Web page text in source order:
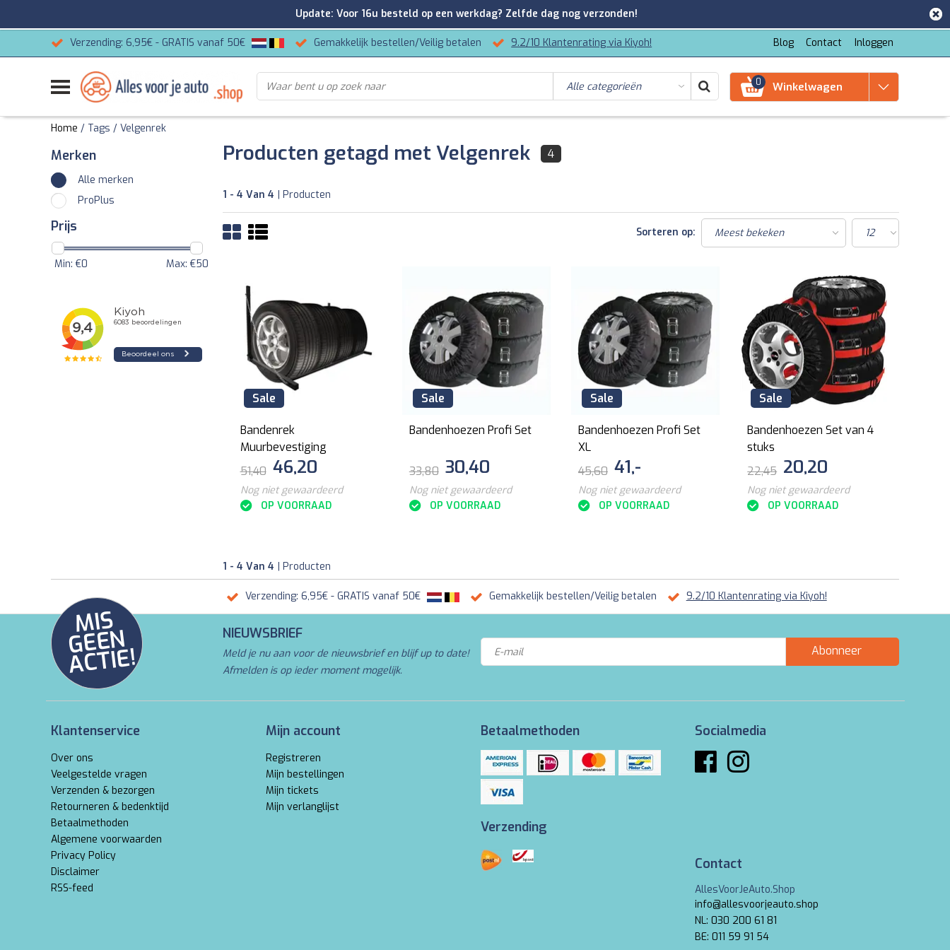
Verzending: 6,95€ - GRATIS vanaf 50€ Gemakkelijk bestellen/Veilig betalen 9.2/10 Klantenrating via Kiyoh! Blog Contact Inloggen
0 Winkelwagen
Home / Tags / Velgenrek
Merken
Alle merken
ProPlus
Prijs
Min: €0 Max: €50
Producten getagd met Velgenrek 4
1 - 4 Van 4 | Producten
Sorteren op:
Sale
Bandenrek
Muurbevestiging
51,40 46,20
Nog niet gewaardeerd
OP VOORRAAD
Sale
Bandenhoezen Profi Set
33,80 30,40
Nog niet gewaardeerd
OP VOORRAAD
Sale
Bandenhoezen Profi Set
XL
45,60 41,-
Nog niet gewaardeerd
OP VOORRAAD
Sale
Bandenhoezen Set van 4
stuks
22,45 20,20
Nog niet gewaardeerd
OP VOORRAAD
1 - 4 Van 4 | Producten
Verzending: 6,95€ - GRATIS vanaf 50€ Gemakkelijk bestellen/Veilig betalen 9.2/10 Klantenrating via Kiyoh!
MI
S
G
E
E
N
A
C
TI
E!
NIEUWSBRIEF
Meld je nu aan voor de nieuwsbrief en blijf up to date!
Afmelden is op ieder moment mogelijk.
Abonneer
Klantenservice
Over ons
Veelgestelde vragen
Verzenden & bezorgen
Retourneren & bedenktijd
Betaalmethoden
Algemene voorwaarden
Privacy Policy
Disclaimer
RSS-feed
Mijn account
Registreren
Mijn bestellingen
Mijn tickets
Mijn verlanglijst
Betaalmethoden
Verzending
Socialmedia
Contact
AllesVoorJeAuto.Shop
info@allesvoorjeauto.shop
NL: 030 200 61 81
BE: 011 59 91 54
Update: Voor 16u besteld op een werkdag? Zelfde dag nog verzonden!